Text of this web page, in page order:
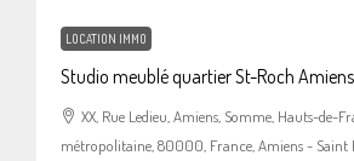
LOCATION IMMO
Studio meublé quartier St-Roch Amiens
XX, Rue Ledieu, Amiens, Somme, Hauts-de-
métropolitaine, 80000, France, Amiens - Saint